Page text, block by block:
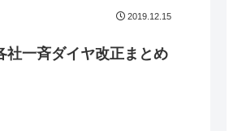
2019.12.15
社一斉ダイヤ改正まとめ